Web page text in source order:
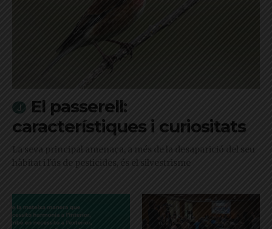
El passerell:
característiques i curiositats
La seva principal amenaça, a més de la desaparició del seu
hàbitat i l'ús de pesticides, és el silvestrisme